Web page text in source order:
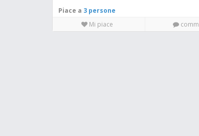
Piace a
3 persone
Mi piace